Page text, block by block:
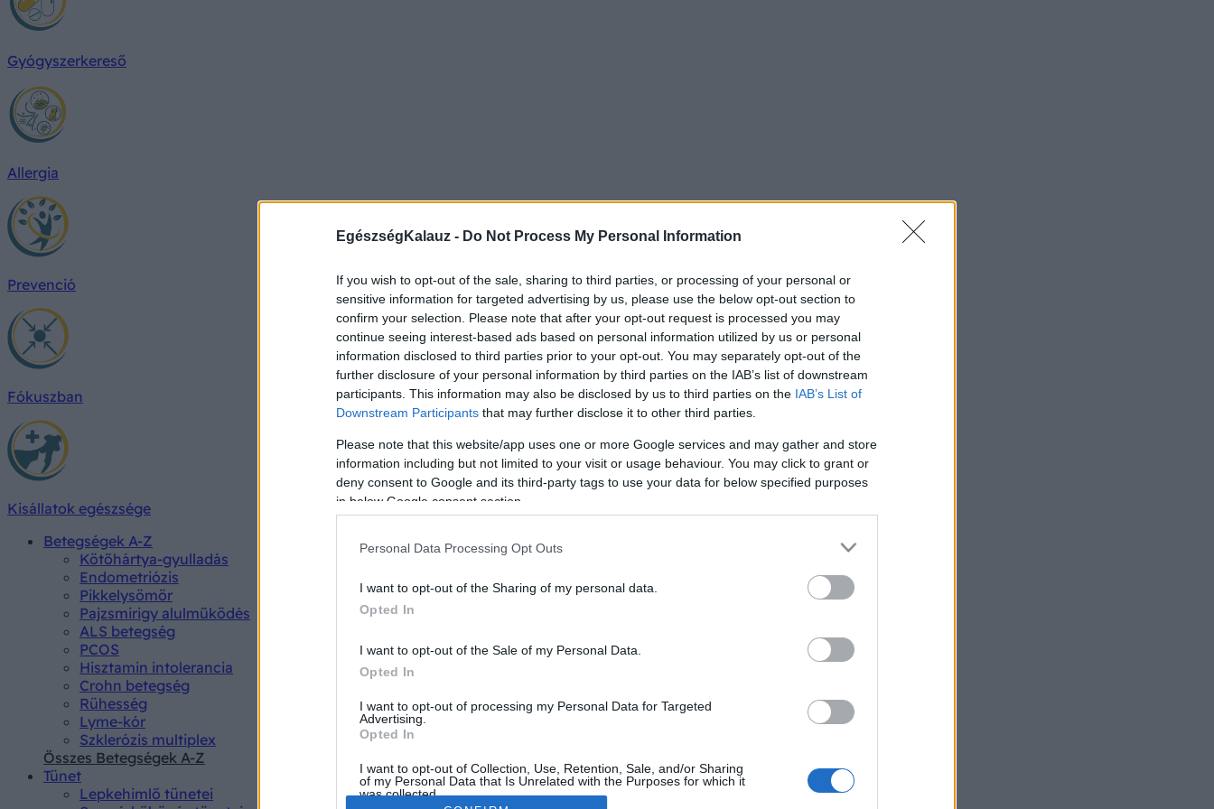
EgészségKalauz - Do Not Process My Personal Information
If you wish to opt-out of the sale, sharing to third parties, or processing of your personal or
sensitive information for targeted advertising by us, please use the below opt-out section to
confirm your selection. Please note that after your opt-out request is processed you may
continue seeing interest-based ads based on personal information utilized by us or personal
information disclosed to third parties prior to your opt-out. You may separately opt-out of the
further disclosure of your personal information by third parties on the IAB’s list of downstream
participants. This information may also be disclosed by us to third parties on the IAB’s List of
Downstream Participants that may further disclose it to other third parties.
Please note that this website/app uses one or more Google services and may gather and store
information including but not limited to your visit or usage behaviour. You may click to grant or
deny consent to Google and its third-party tags to use your data for below specified purposes
in below Google consent section.
Personal Data Processing Opt Outs
I want to opt-out of the Sharing of my personal data.
Opted In
I want to opt-out of the Sale of my Personal Data.
Opted In
I want to opt-out of processing my Personal Data for Targeted
Advertising.
Opted In
I want to opt-out of Collection, Use, Retention, Sale, and/or Sharing
of my Personal Data that Is Unrelated with the Purposes for which it
was collected.
Gyógyszerkereső
Allergia
Prevenció
Fókuszban
Kisállatok egészsége
Betegségek A-Z
Kötőhártya-gyulladás
Endometriózis
Pikkelysömör
Pajzsmirigy alulműködés
ALS betegség
PCOS
Hisztamin intolerancia
Crohn betegség
Rühesség
Lyme-kór
Szklerózis multiplex
Összes Betegségek A-Z
Tünet
Lepkehimlő tünetei